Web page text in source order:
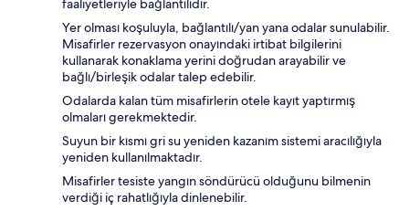
faaliyetleriyle bağlantılıdır.
Yer olması koşuluyla, bağlantılı/yan yana odalar sunulabilir.
Misafirler rezervasyon onayındaki irtibat bilgilerini
kullanarak konaklama yerini doğrudan arayabilir ve
bağlı/birleşik odalar talep edebilir.
Odalarda kalan tüm misafirlerin otele kayıt yaptırmış
olmaları gerekmektedir.
Suyun bir kısmı gri su yeniden kazanım sistemi aracılığıyla
yeniden kullanılmaktadır.
Misafirler tesiste yangın söndürücü olduğunu bilmenin
verdiği iç rahatlığıyla dinlenebilir.